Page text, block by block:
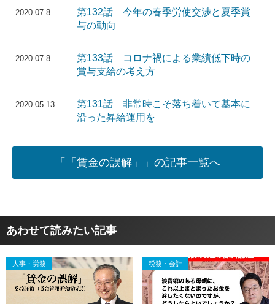
2020.07.8
第132話 今年の春季労使交渉と夏季賞
与の動向
2020.07.8
第133話 コロナ禍による業績低下時の
賞与支給の考え方
2020.05.13
第131話 非常時こそ落ち着いて基本に
沿った昇給運用を
「「賃金の誤解」」の記事一覧へ
あわせて読みたい記事
人事・労務 税務・会計